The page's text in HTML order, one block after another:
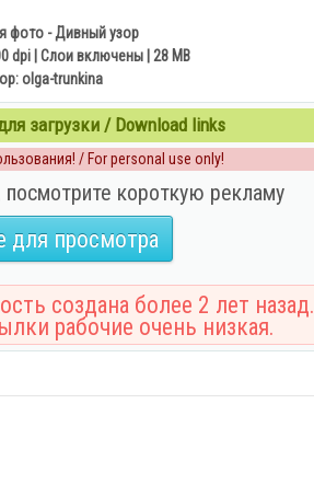
фото - Дивный узор
dpi | Слои включены | 28 MB
olga-trunkina
загрузки / Download links
/ For personal use only!
короткую рекламу
для просмотра
создана более 2 лет назад.
рабочие очень низкая.